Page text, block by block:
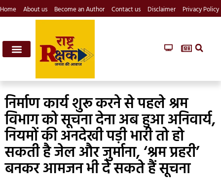
Home About us Become an Author Contact us Disclaimer Privacy Policy
निर्माण कार्य शुरू करने से पहले श्रम
विभाग को सूचना देना अब हुआ अनिवार्य,
नियमों की अनदेखी पड़ी भारी तो हो
सकती है जेल और जुर्माना, ‘श्रम प्रहरी’
बनकर आमजन भी दे सकते हैं सूचना